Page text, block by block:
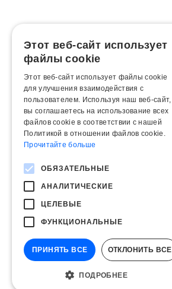
Этот веб-сайт использует
файлы cookie
Этот веб-сайт использует файлы cookie
для улучшения взаимодействия с
пользователем. Используя наш веб-сайт,
вы соглашаетесь на использование всех
файлов cookie в соответствии с нашей
Политикой в ​​отношении файлов cookie.
Прочитайте больше
ОБЯЗАТЕЛЬНЫЕ
АНАЛИТИЧЕСКИЕ
ЦЕЛЕВЫЕ
ФУНКЦИОНАЛЬНЫЕ
ПРИНЯТЬ ВСЕ ОТКЛОНИТЬ ВСЕ
ПОДРОБНЕЕ